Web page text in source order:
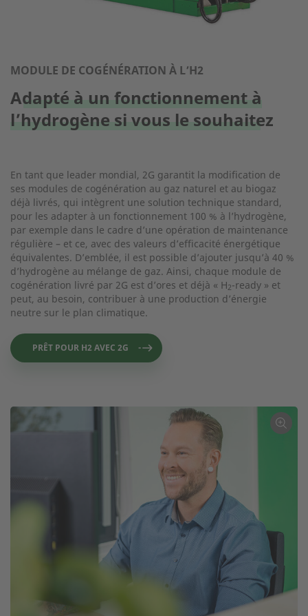
MODULE DE COGÉNÉRATION À L’H2
Adapté à un fonctionnement à
l’hydrogène si vous le souhaitez
En tant que leader mondial, 2G garantit la modification de
ses modules de cogénération au gaz naturel et au biogaz
déjà livrés, qui intègrent une solution technique standard,
pour les adapter à un fonctionnement 100 % à l’hydrogène,
par exemple dans le cadre d’une opération de maintenance
régulière – et ce, avec des valeurs d’efficacité énergétique
équivalentes. D’emblée, il est possible d’ajouter jusqu’à 40 %
d’hydrogène au mélange de gaz. Ainsi, chaque module de
cogénération livré par 2G est d’ores et déjà « H2-ready » et
peut, au besoin, contribuer à une production d’énergie
neutre sur le plan climatique.
PRÊT POUR H2 AVEC 2G